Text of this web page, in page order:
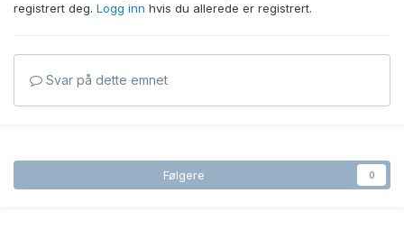
registrert deg. Logg inn hvis du allerede er registrert.
Svar på dette emnet
Følgere 0